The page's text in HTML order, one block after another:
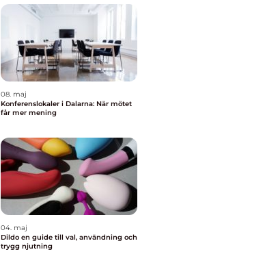
08. maj
Konferenslokaler i Dalarna: När mötet
får mer mening
04. maj
Dildo en guide till val, användning och
trygg njutning